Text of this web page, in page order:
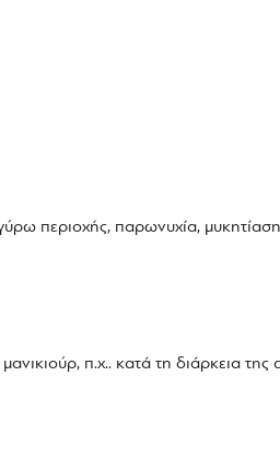
περιοχής, παρωνυχία,
π.χ.. κατά τη διάρκεια